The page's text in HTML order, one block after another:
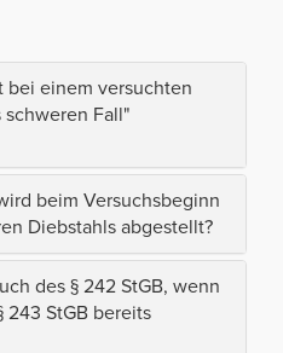
bei einem versuchten
Fall"
beim Versuchsbeginn
Diebstahls abgestellt?
des § 242 StGB, wenn
243 StGB bereits